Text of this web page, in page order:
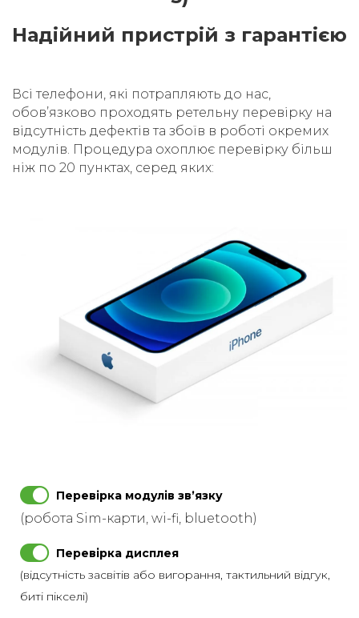
Надійний пристрій з гарантією
Всі телефони, які потрапляють до нас,
обовʼязково проходять ретельну перевірку на
відсутність дефектів та збоїв в роботі окремих
модулів. Процедура охоплює перевірку більш
ніж по 20 пунктах, серед яких:
Перевірка модулів звʼязку
(робота Sim-карти, wi-fi, bluetooth)
Перевірка дисплея
(відсутність засвітів або вигорання, тактильний відгук,
биті пікселі)